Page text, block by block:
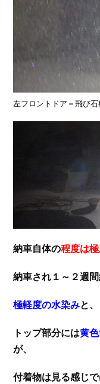
左フロントドア＝飛び石
納車自体の程度は
納車され１～２週
極軽度の水染みと、
トップ部分には黄
が、
付着物は見る感じで